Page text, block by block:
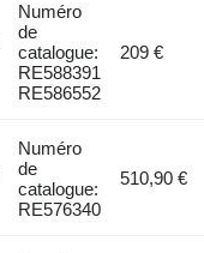
Numéro
de
catalogue:
RE588391
RE586552
209 €
Numéro
de
catalogue:
RE576340
510,90 €